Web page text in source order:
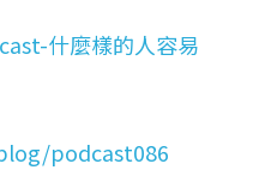
什麼樣的人容易
podcast086